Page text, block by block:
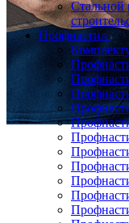
Стальной
Профнастил